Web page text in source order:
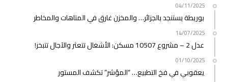
04/11/2025
بوريطة يستنجد بالجزائر… والمخزن غارق في المتاهات والمخاطر
14/07/2025
عدل 2 – مشروع 10507 مسكن: الأشغال تتعثر والآجال تتبخر!
01/10/2025
يعقوبي في فخ التطبيع… “المؤشر” تكشف المستور